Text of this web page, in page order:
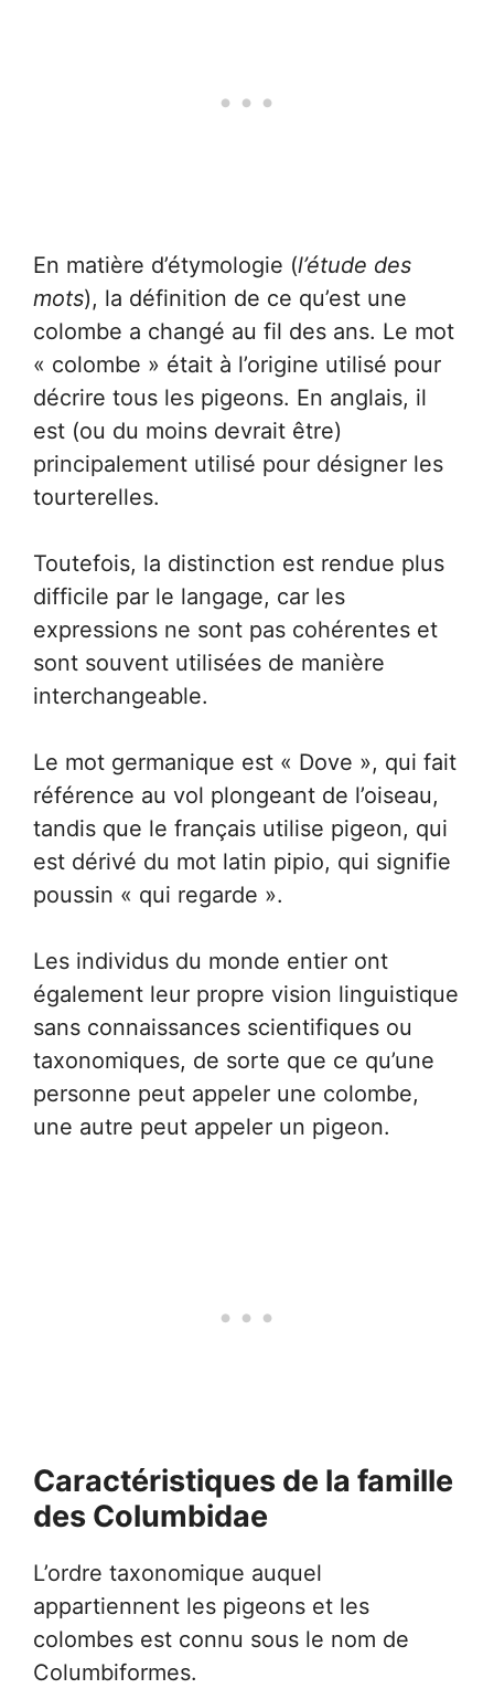
En matière d’étymologie (l’étude des
mots), la définition de ce qu’est une
colombe a changé au fil des ans. Le mot
« colombe » était à l’origine utilisé pour
décrire tous les pigeons. En anglais, il
est (ou du moins devrait être)
principalement utilisé pour désigner les
tourterelles.
Toutefois, la distinction est rendue plus
difficile par le langage, car les
expressions ne sont pas cohérentes et
sont souvent utilisées de manière
interchangeable.
Le mot germanique est « Dove », qui fait
référence au vol plongeant de l’oiseau,
tandis que le français utilise pigeon, qui
est dérivé du mot latin pipio, qui signifie
poussin « qui regarde ».
Les individus du monde entier ont
également leur propre vision linguistique
sans connaissances scientifiques ou
taxonomiques, de sorte que ce qu’une
personne peut appeler une colombe,
une autre peut appeler un pigeon.
Caractéristiques de la famille
des Columbidae
L’ordre taxonomique auquel
appartiennent les pigeons et les
colombes est connu sous le nom de
Columbiformes.